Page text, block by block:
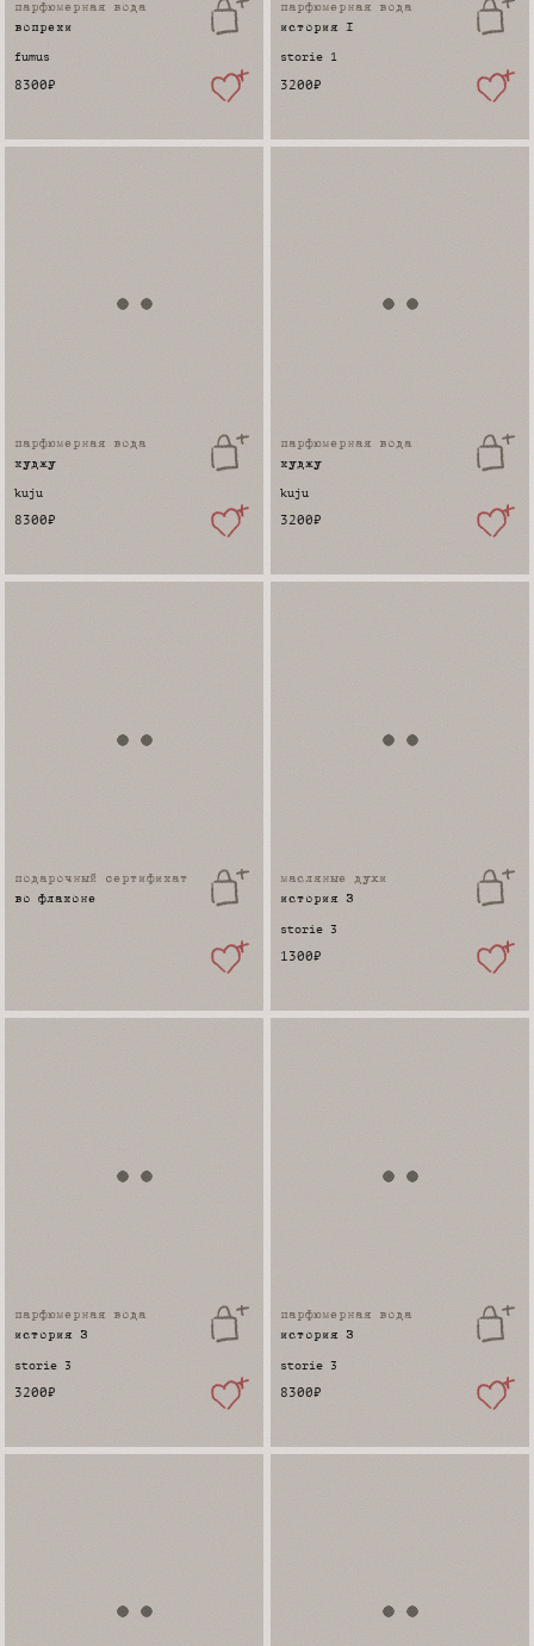
парфюмерная вода
вопреки
fumus
8300₽
парфюмерная вода
история 1
storie 1
3200₽
парфюмерная вода
куджу
kuju
8300₽
парфюмерная вода
куджу
kuju
3200₽
подарочный cертификат
во флаконе
масляные духи
история 3
storie 3
1300₽
парфюмерная вода
история 3
storie 3
3200₽
парфюмерная вода
история 3
storie 3
8300₽